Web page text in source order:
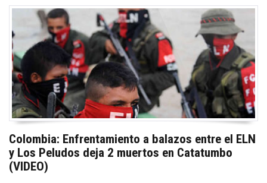
Colombia: Enfrentamiento a balazos entre el ELN
y Los Peludos deja 2 muertos en Catatumbo
(VIDEO)